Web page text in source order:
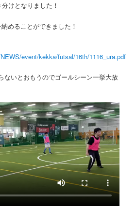
けとなりました！
めることができました！
event/kekka/futsal/16th/1116_ura.pdf
ないとおもうのでゴールシーン一挙大放